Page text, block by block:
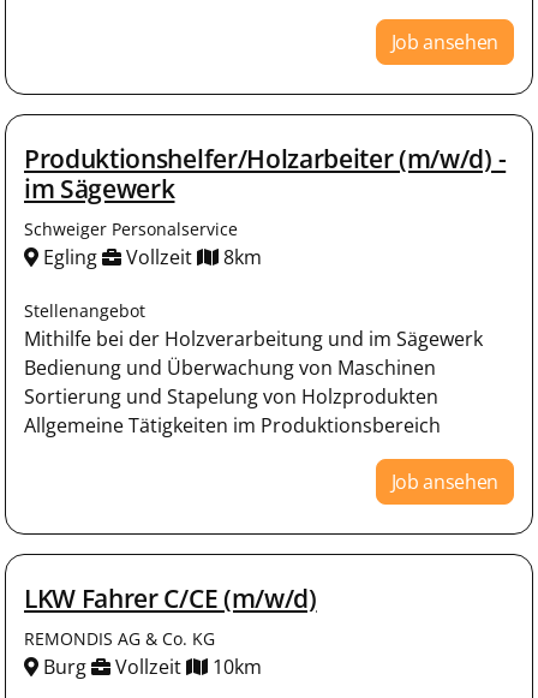
Job ansehen
Produktionshelfer/Holzarbeiter (m/w/d) -
im Sägewerk
Schweiger Personalservice
Egling Vollzeit 8km
Stellenangebot
Mithilfe bei der Holzverarbeitung und im Sägewerk
Bedienung und Überwachung von Maschinen
Sortierung und Stapelung von Holzprodukten
Allgemeine Tätigkeiten im Produktionsbereich
Job ansehen
LKW Fahrer C/CE (m/w/d)
REMONDIS AG & Co. KG
Burg Vollzeit 10km